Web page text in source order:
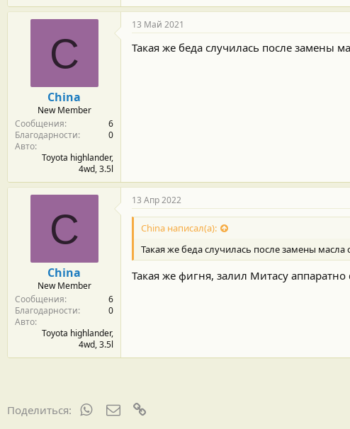
C
China
New Member
Сообщения
6
Благодарности
0
Авто
Toyota highlander,
4wd, 3.5l
13 Май 2021
Такая же беда случилась после замены
C
China
New Member
Сообщения
6
Благодарности
0
Авто
Toyota highlander,
4wd, 3.5l
13 Апр 2022
China написал(а):
Такая же беда случилась после замены
Такая же фигня, залил Митасу
Поделиться: WhatsAppЭлектронная почта